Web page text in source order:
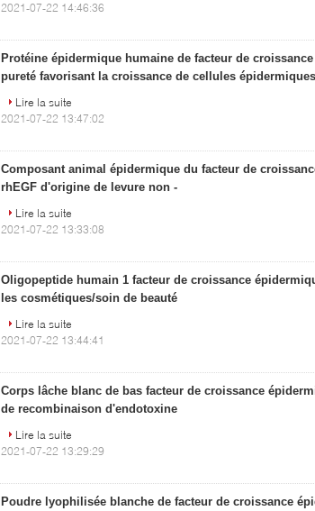
2021-07-22 14:46:36
Protéine épidermique humaine de facteur de
pureté favorisant la croissance de cellules épidermiques
Lire la suite
2021-07-22 13:47:02
Composant animal épidermique du facteur de
rhEGF d'origine de levure non -
Lire la suite
2021-07-22 13:33:08
Oligopeptide humain 1 facteur de croissance
les cosmétiques/soin de beauté
Lire la suite
2021-07-22 13:44:41
Corps lâche blanc de bas facteur de croissance
de recombinaison d'endotoxine
Lire la suite
2021-07-22 13:29:29
Poudre lyophilisée blanche de facteur de croissance